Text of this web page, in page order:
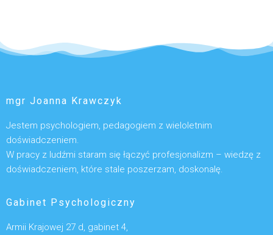
mgr Joanna Krawczyk
Jestem psychologiem, pedagogiem z wieloletnim
doświadczeniem.
W pracy z ludźmi staram się łączyć profesjonalizm – wiedzę z
doświadczeniem, które stale poszerzam, doskonalę.
Gabinet Psychologiczny
Armii Krajowej 27 d, gabinet 4,